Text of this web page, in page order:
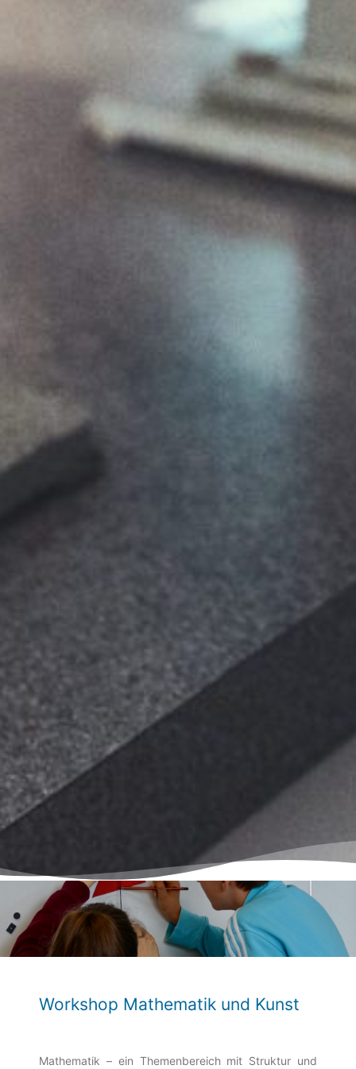
Workshop Mathematik und Kunst
Mathematik – ein Themenbereich mit Struktur und